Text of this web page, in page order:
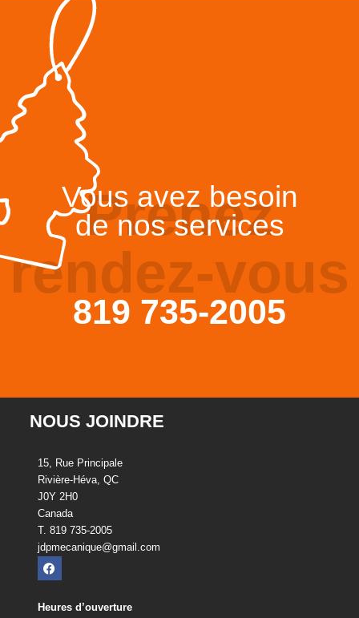
Prenez
rendez-vous
Vous avez besoin
de nos services
819 735-2005
NOUS JOINDRE
15, Rue Principale
Rivière-Héva, QC
J0Y 2H0
Canada
T. 819 735-2005
jdpmecanique@gmail.com
Heures d’ouverture